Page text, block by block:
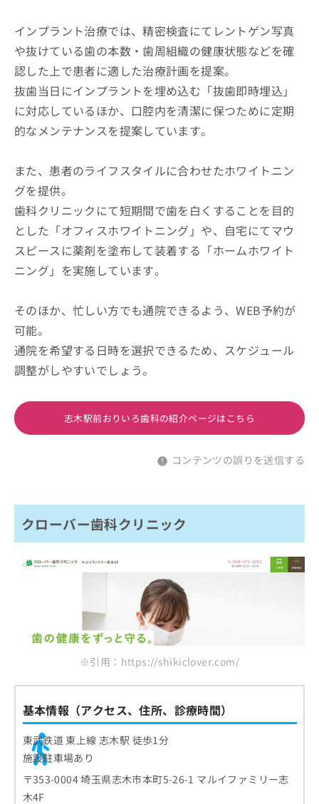
インプラント治療では、精密検査にてレントゲン写真
や抜けている歯の本数・歯周組織の健康状態などを確
認した上で患者に適した治療計画を提案。
抜歯当日にインプラントを埋め込む「抜歯即時埋込」
に対応しているほか、口腔内を清潔に保つために定期
的なメンテナンスを提案しています。
また、患者のライフスタイルに合わせたホワイトニン
グを提供。
歯科クリニックにて短期間で歯を白くすることを目的
とした「オフィスホワイトニング」や、自宅にてマウ
スピースに薬剤を塗布して装着する「ホームホワイト
ニング」を実施しています。
そのほか、忙しい方でも通院できるよう、WEB予約が
可能。
通院を希望する日時を選択できるため、スケジュール
調整がしやすいでしょう。
志木駅前おりいろ歯科の紹介ページはこちら
コンテンツの誤りを送信する
クローバー歯科クリニック
※引用：https://shikiclover.com/
基本情報（アクセス、住所、診療時間）
東武鉄道 東上線 志木駅 徒歩1分
施設駐車場あり
〒353-0004 埼玉県志木市本町5-26-1 マルイファミリー志
木4F